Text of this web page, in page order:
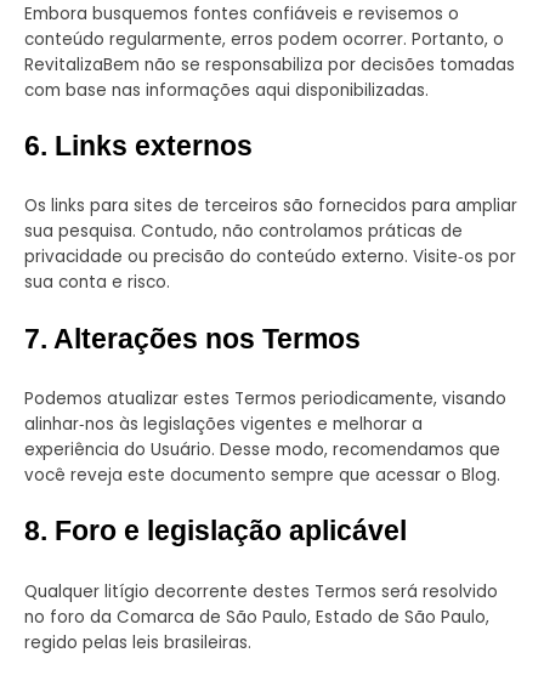
Embora busquemos fontes confiáveis e revisemos o
conteúdo regularmente, erros podem ocorrer. Portanto, o
RevitalizaBem não se responsabiliza por decisões tomadas
com base nas informações aqui disponibilizadas.
6. Links externos
Os links para sites de terceiros são fornecidos para ampliar
sua pesquisa. Contudo, não controlamos práticas de
privacidade ou precisão do conteúdo externo. Visite‑os por
sua conta e risco.
7. Alterações nos Termos
Podemos atualizar estes Termos periodicamente, visando
alinhar‑nos às legislações vigentes e melhorar a
experiência do Usuário. Desse modo, recomendamos que
você reveja este documento sempre que acessar o Blog.
8. Foro e legislação aplicável
Qualquer litígio decorrente destes Termos será resolvido
no foro da Comarca de São Paulo, Estado de São Paulo,
regido pelas leis brasileiras.